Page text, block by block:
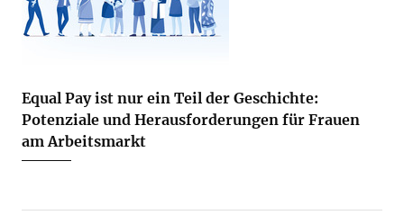
Equal Pay ist nur ein Teil der Geschichte:
Potenziale und Herausforderungen für Frauen
am Arbeitsmarkt